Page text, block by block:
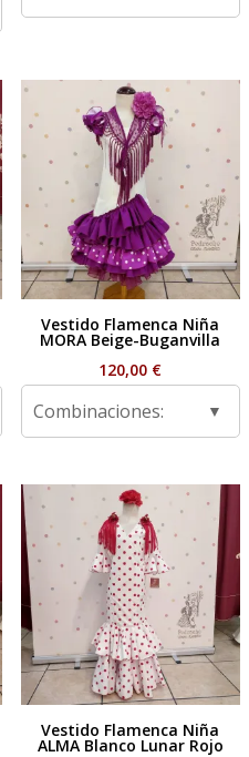
Vestido Flamenca Niña
MORA Beige-Buganvilla
120,00 €
Combinaciones:
Vestido Flamenca Niña
ALMA Blanco Lunar Rojo